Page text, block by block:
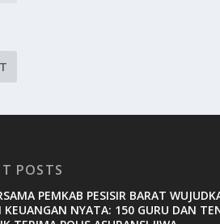
POSTS
PEMKAB PESISIR BARAT
KEUANGAN NYATA: 150 GURU DAN